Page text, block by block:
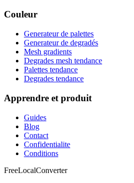
Couleur
Generateur de palettes
Generateur de degradés
Mesh gradients
Degrades mesh tendance
Palettes tendance
Degrades tendance
Apprendre et produit
Guides
Blog
Contact
Confidentialite
Conditions
FreeLocalConverter